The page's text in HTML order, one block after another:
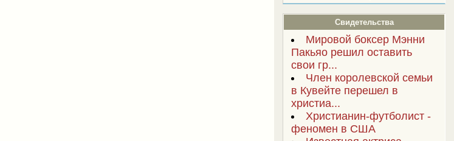
Свидетельства
Мировой боксер Мэнни
Пакьяо решил оставить
свои гр...
Член королевской семьи
в Кувейте перешел в
христиа...
Христианин-футболист -
феномен в США